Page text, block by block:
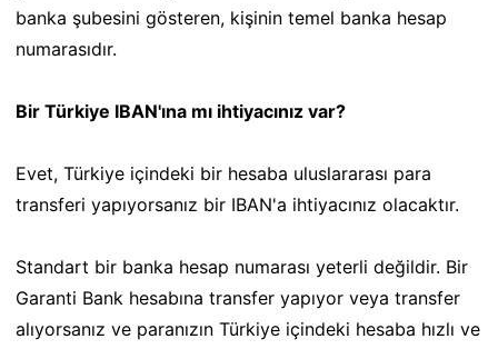
banka şubesini gösteren, kişinin temel banka hesap
numarasıdır.
Bir Türkiye IBAN'ına mı ihtiyacınız var?
Evet, Türkiye içindeki bir hesaba uluslararası para
transferi yapıyorsanız bir IBAN'a ihtiyacınız olacaktır.
Standart bir banka hesap numarası yeterli değildir. Bir
Garanti Bank hesabına transfer yapıyor veya transfer
alıyorsanız ve paranızın Türkiye içindeki hesaba hızlı ve